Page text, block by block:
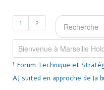
1 2
Forum Technique et
AJ suited en approche de la